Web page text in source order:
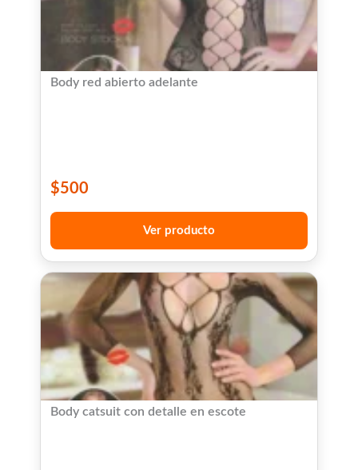
Body red abierto adelante
$500
Ver producto
Body catsuit con detalle en escote